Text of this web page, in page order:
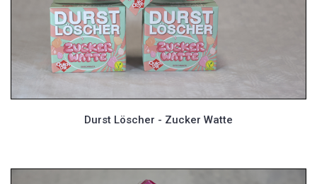
Durst Löscher - Zucker Watte